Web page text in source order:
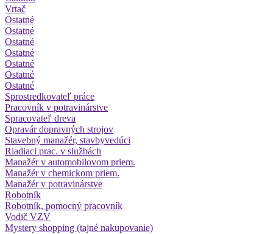
Vrtač
Ostatné
Ostatné
Ostatné
Ostatné
Ostatné
Ostatné
Ostatné
Sprostredkovateľ práce
Pracovník v potravinárstve
Spracovateľ dreva
Opravár dopravných strojov
Stavebný manažér, stavbyvedúci
Riadiaci prac. v službách
Manažér v automobilovom priem.
Manažér v chemickom priem.
Manažér v potravinárstve
Robotník
Robotník, pomocný pracovník
Vodič VZV
Mystery shopping (tajné nakupovanie)